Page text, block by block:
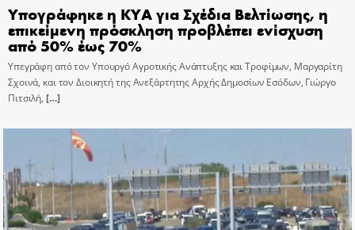
Υπογράφηκε η ΚΥΑ για Σχέδια Βελτίωσης, η
επικείμενη πρόσκληση προβλέπει ενίσχυση
από 50% έως 70%
Υπεγράφη από τον Υπουργό Αγροτικής Ανάπτυξης και Τροφίμων, Μαργαρίτη
Σχοινά, και τον Διοικητή της Ανεξάρτητης Αρχής Δημοσίων Εσόδων, Γιώργο
Πιτσιλή, […]